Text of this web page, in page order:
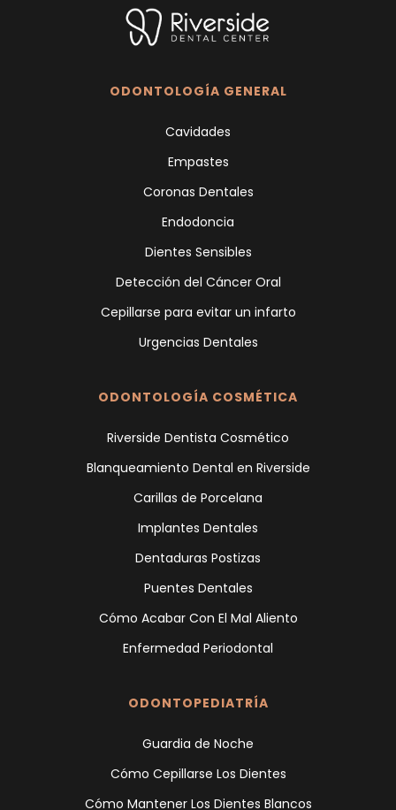
ODONTOLOGÍA GENERAL
Cavidades
Empastes
Coronas Dentales
Endodoncia
Dientes Sensibles
Detección del Cáncer Oral
Cepillarse para evitar un infarto
Urgencias Dentales
ODONTOLOGÍA COSMÉTICA
Riverside Dentista Cosmético
Blanqueamiento Dental en Riverside
Carillas de Porcelana
Implantes Dentales
Dentaduras Postizas
Puentes Dentales
Cómo Acabar Con El Mal Aliento
Enfermedad Periodontal
ODONTOPEDIATRÍA
Guardia de Noche
Cómo Cepillarse Los Dientes
Cómo Mantener Los Dientes Blancos